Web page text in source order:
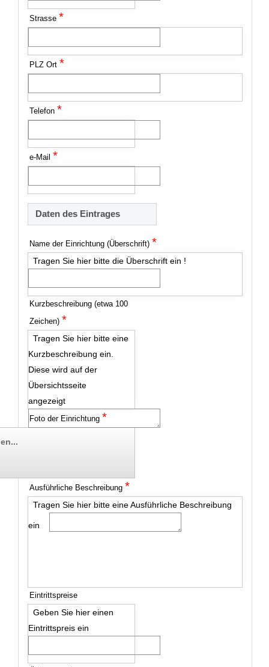
Strasse *
PLZ Ort *
Telefon *
e-Mail *
Daten des Eintrages
Name der Einrichtung (Überschrift) *
Tragen Sie hier bitte die Überschrift ein !
Kurzbeschreibung (etwa 100
Zeichen) *
Tragen Sie hier bitte eine
Kurzbeschreibung ein.
Diese wird auf der
Übersichtsseite
angezeigt
Foto der Einrichtung *
Ausführliche Beschreibung *
Tragen Sie hier bitte eine Ausführliche Beschreibung
ein
Eintrittspreise
Geben Sie hier einen
Eintrittspreis ein